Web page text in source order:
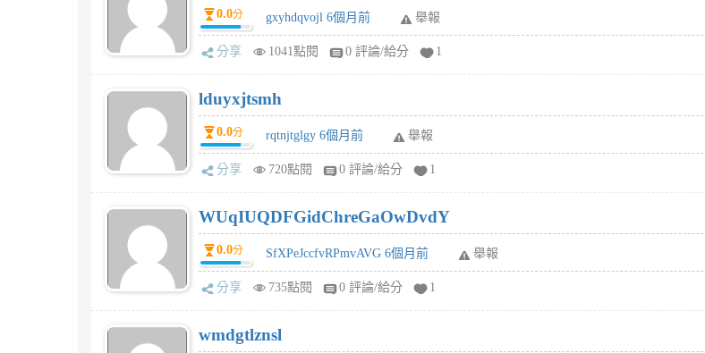
0.0分 gxyhdqvojl 6個月前 舉報
分享 1041點閱 0 評論/給分 1
lduyxjtsmh
0.0分 rqtnjtglgy 6個月前 舉報
分享 720點閱 0 評論/給分 1
WUqIUQDFGidChreGaOwDvdY
0.0分 SfXPeJccfvRPmvAVG 6個月前 舉報
分享 735點閱 0 評論/給分 1
wmdgtlznsl